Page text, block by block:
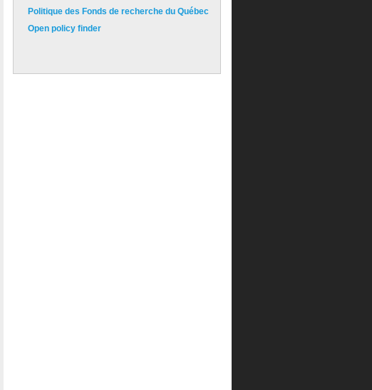
Politique des Fonds de recherche du Québec
Open policy finder